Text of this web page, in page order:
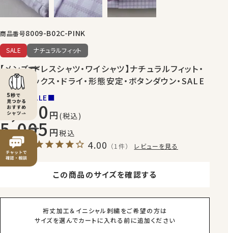
商品番号8009-B02C-PINK
SALE ナチュラルフィット
【メンズ・ドレスシャツ・ワイシャツ】ナチュラルフィット・
クールマックス・ドライ・形態安定・ボタンダウン・SALE
■NEW SALE■
7,150 (税込)
5,005 税込
4.00 （1件） レビューを見る
この商品のサイズを確認する
裄丈加工＆イニシャル刺繍をご希望の方は
サイズを選んでカートに入れる前に追加ください